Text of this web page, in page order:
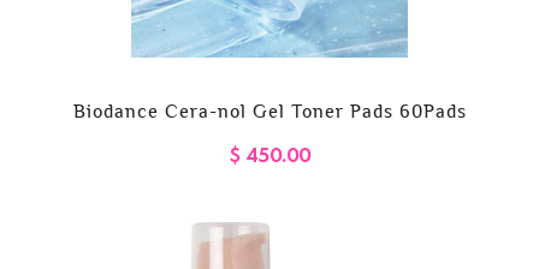
Biodance Cera-nol Gel Toner Pads 60Pads
$ 450.00